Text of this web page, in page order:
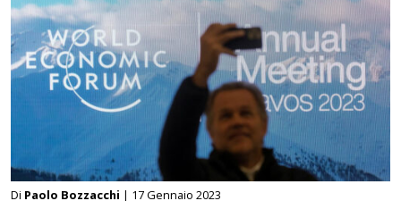
Di Paolo Bozzacchi | 17 Gennaio 2023